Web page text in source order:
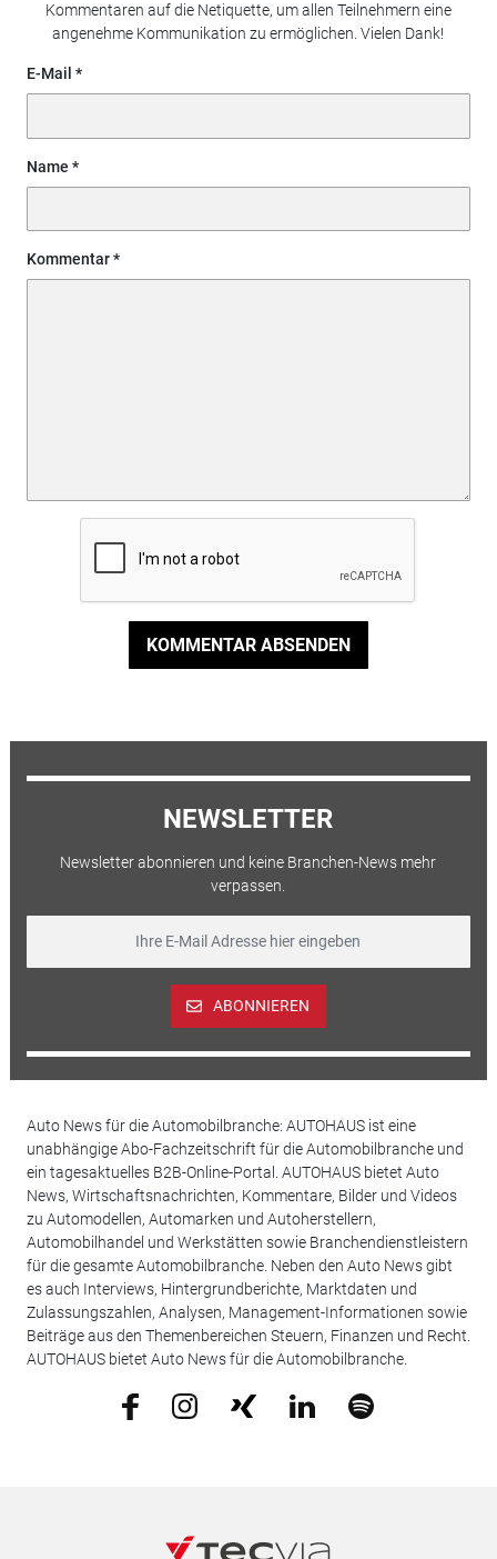
Kommentaren auf die Netiquette, um allen Teilnehmern eine
angenehme Kommunikation zu ermöglichen. Vielen Dank!
E-Mail
Name
Kommentar
KOMMENTAR ABSENDEN
NEWSLETTER
Newsletter abonnieren und keine Branchen-News mehr
verpassen.
ABONNIEREN
Auto News für die Automobilbranche: AUTOHAUS ist eine
unabhängige Abo-Fachzeitschrift für die Automobilbranche und
ein tagesaktuelles B2B-Online-Portal. AUTOHAUS bietet Auto
News, Wirtschaftsnachrichten, Kommentare, Bilder und Videos
zu Automodellen, Automarken und Autoherstellern,
Automobilhandel und Werkstätten sowie Branchendienstleistern
für die gesamte Automobilbranche. Neben den Auto News gibt
es auch Interviews, Hintergrundberichte, Marktdaten und
Zulassungszahlen, Analysen, Management-Informationen sowie
Beiträge aus den Themenbereichen Steuern, Finanzen und Recht.
AUTOHAUS bietet Auto News für die Automobilbranche.